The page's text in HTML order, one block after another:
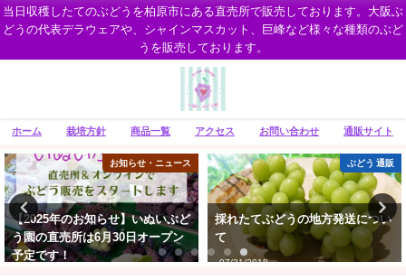
当日収穫したてのぶどうを柏原市にある直売所で販売しております。大阪ぶ
どうの代表デラウェアや、シャインマスカット、巨峰など様々な種類のぶど
うを販売しております。
ホーム 栽培方針 商品一覧 アクセス お問い合わせ 通販サイト
ぶどう 通販
採れたてぶどうの地方発送につい
て
07/31/2018
ぶどう 通販
通販でぶどう購入をご検討の方へ
07/01/2024